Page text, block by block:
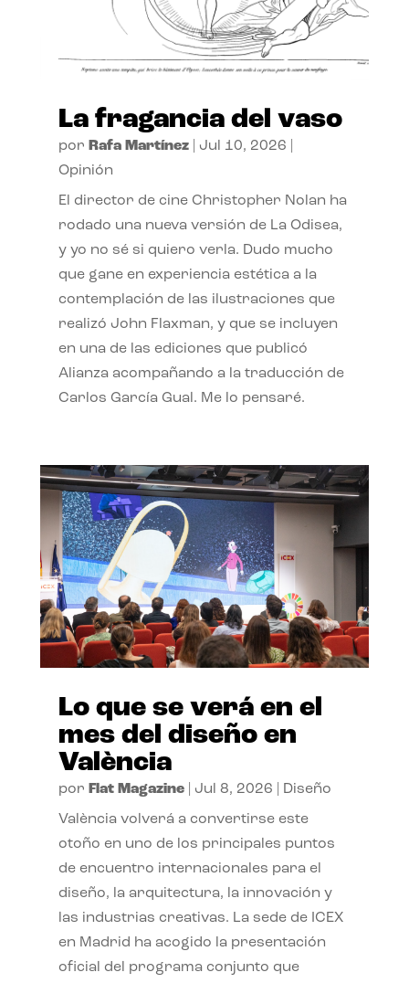
La fragancia del vaso
por Rafa Martínez| Jul 10, 2026
Opinión
El director de cine Christopher Nolan ha
rodado una nueva versión de La Odisea,
y yo no sé si quiero verla. Dudo mucho
que gane en experiencia estética a la
contemplación de las ilustraciones que
realizó John Flaxman, y que se incluyen
en una de las ediciones que publicó
Alianza acompañando a la traducción de
Carlos García Gual. Me lo pensaré.
Lo que se verá en el
mes del diseño en
València
por Flat Magazine| Jul 8, 2026 Diseño
València volverá a convertirse este
otoño en uno de los principales puntos
de encuentro internacionales para el
diseño, la arquitectura, la innovación y
las industrias creativas. La sede de ICEX
en Madrid ha acogido la presentación
oficial del programa conjunto que